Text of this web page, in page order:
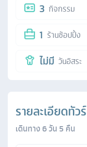
3 กิจกรรม
1 ร้านช้อปปิ้ง
ไม่มี วันอิสระ
รายละเอียดทัวร์
เดินทาง6วัน5 คืน